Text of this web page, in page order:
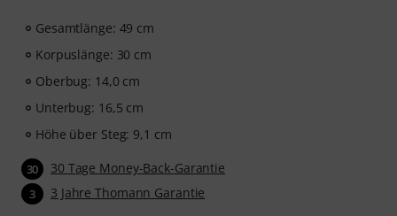
Gesamtlänge: 49 cm
Korpuslänge: 30 cm
Oberbug: 14,0 cm
Unterbug: 16,5 cm
Höhe über Steg: 9,1 cm
30 30 Tage Money-Back-Garantie
3 3 Jahre Thomann Garantie